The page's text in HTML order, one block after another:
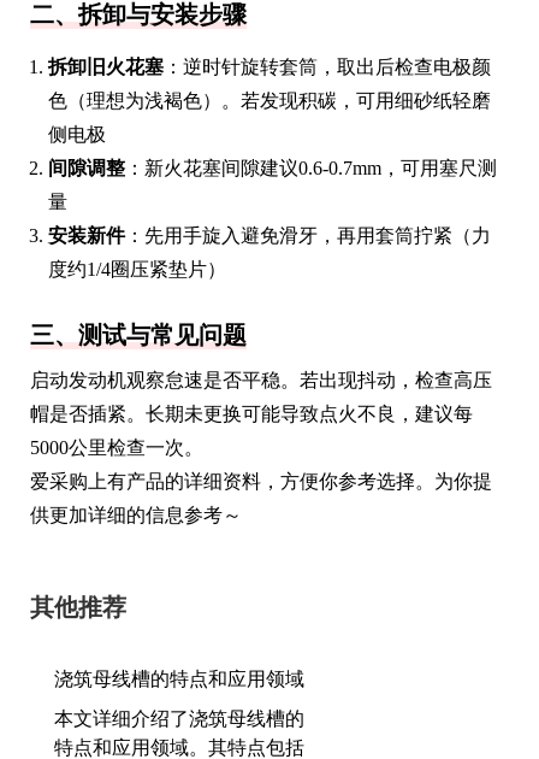
二、拆卸与安装步骤
拆卸旧火花塞 ：逆时针旋转套筒，取出后检查电极颜
色（理想为浅褐色）。若发现积碳，可用细砂纸轻磨
侧电极
间隙调整 ：新火花塞间隙建议0.6-0.7mm，可用塞尺测
量
安装新件：先用手旋入避免滑牙，再用套筒拧紧（力
度约1/4圈压紧垫片）
三、测试与常见问题
启动发动机观察怠速是否平稳。若出现抖动，检查高压
帽是否插紧。长期未更换可能导致点火不良，建议每
5000公里检查一次。
爱采购上有产品的详细资料，方便你参考选择。为你提
供更加详细的信息参考～
其他推荐
浇筑母线槽的特点和应用领域
本文详细介绍了浇筑母线槽的
特点和应用领域。其特点包括